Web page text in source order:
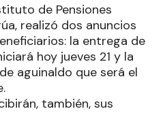
de Pensiones
realizó dos anuncios
la entrega de
hoy jueves 21 y la
aguinaldo que será el
también, sus